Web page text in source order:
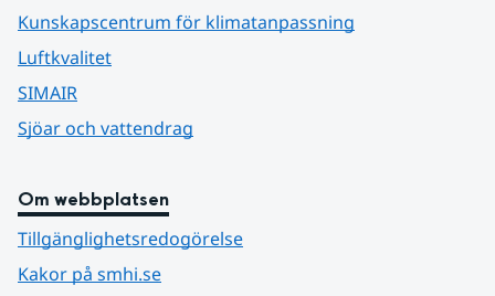
Kunskapscentrum för klimatanpassning
Luftkvalitet
SIMAIR
Sjöar och vattendrag
Om webbplatsen
Tillgänglighetsredogörelse
Kakor på smhi.se